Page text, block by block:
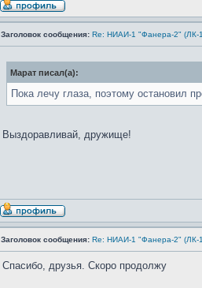
Заголовок сообщения: Re: НИАИ-1 "Фанера-2" (ЛК-
Марат писал(а):
Пока лечу глаза, поэтому остановил
Выздоравливай, дружище!
Заголовок сообщения: Re: НИАИ-1 "Фанера-2" (ЛК-
Спасибо, друзья. Скоро продолжу